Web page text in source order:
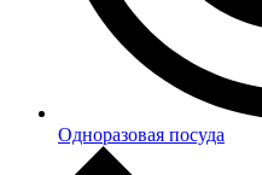
Одноразовая посуда